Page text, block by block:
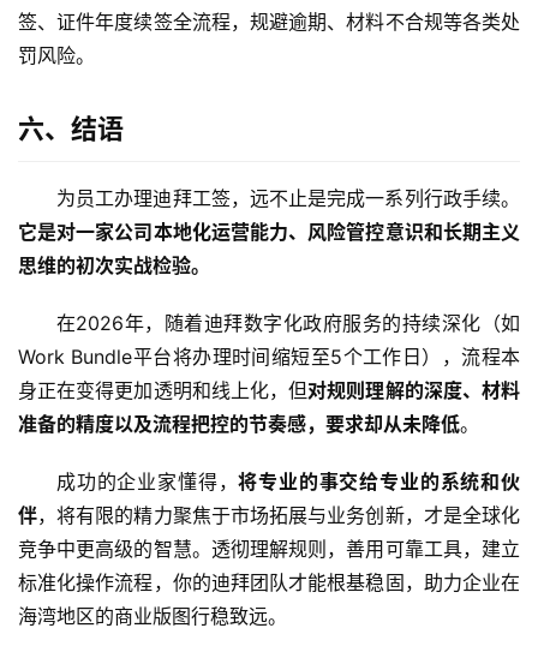
签、证件年度续签全流程，规避逾期、材料不合规等各类处
罚风险。
六、结语
为员工办理迪拜工签，远不止是完成一系列行政手续。
它是对一家公司本地化运营能力、风险管控意识和长期主义
思维的初次实战检验。
在2026年，随着迪拜数字化政府服务的持续深化（如
Work Bundle平台将办理时间缩短至5个工作日），流程本
身正在变得更加透明和线上化，但对规则理解的深度、材料
准备的精度以及流程把控的节奏感，要求却从未降低。
成功的企业家懂得，将专业的事交给专业的系统和伙
伴，将有限的精力聚焦于市场拓展与业务创新，才是全球化
竞争中更高级的智慧。透彻理解规则，善用可靠工具，建立
标准化操作流程，你的迪拜团队才能根基稳固，助力企业在
海湾地区的商业版图行稳致远。